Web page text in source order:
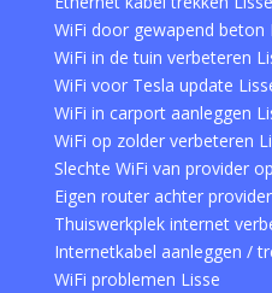
WiFi door gewapend beton
WiFi in de tuin verbeteren
WiFi voor Tesla update
WiFi in carport aanleggen
WiFi op zolder verbeteren
Slechte WiFi van provider
Eigen router achter
Thuiswerkplek internet
Internetkabel aanleggen /
WiFi problemen Lisse